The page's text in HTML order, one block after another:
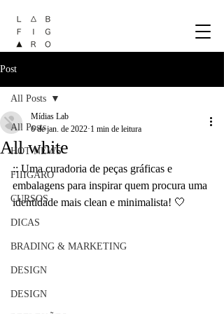
Post
All Posts
HOT NEWS
FIIIGARO
CURSOS
DICAS
BRADING & MARKETING
DESIGN
DESIGN
All Posts
All white
Mídias Lab
6 de jan. de 2022 1 min de leitura
:: Uma curadoria de peças gráficas e
embalagens para inspirar quem procura uma
identidade mais clean e minimalista! 🤍